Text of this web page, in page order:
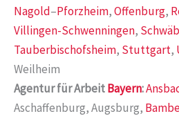
Nagold–Pforzheim,Offenburg,
Villingen-Schwenningen,
Tauberbischofsheim, Stuttgart,
Weilheim
Agentur für ArbeitBayern:
Aschaffenburg, Augsburg,